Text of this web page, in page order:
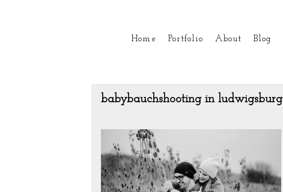
Home Portfolio About Blog
babybauchshooting in ludwigsburg